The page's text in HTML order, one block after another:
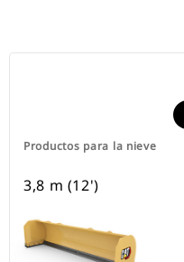
Productos para la nieve
3,8 m (12')